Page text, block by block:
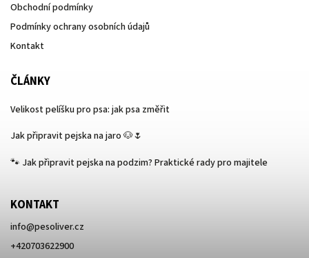
Obchodní podmínky
Podmínky ochrany osobních údajů
Kontakt
ČLÁNKY
Velikost pelíšku pro psa: jak psa změřit
Jak připravit pejska na jaro 🐶🌷
🐾 Jak připravit pejska na podzim? Praktické rady pro majitele
KONTAKT
info@pesoliver.cz
+420703622900